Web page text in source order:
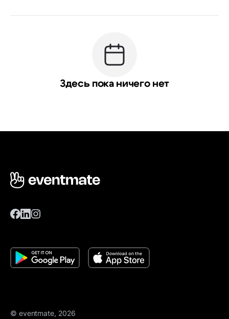
Здесь пока ничего нет
© eventmate, 2026